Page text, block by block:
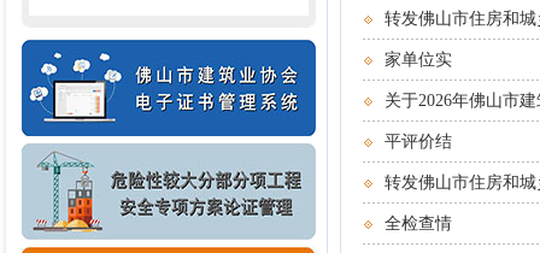
转发佛山市住房和
家单位实
关于2026年佛山市
平评价结
转发佛山市住房和
全检查情